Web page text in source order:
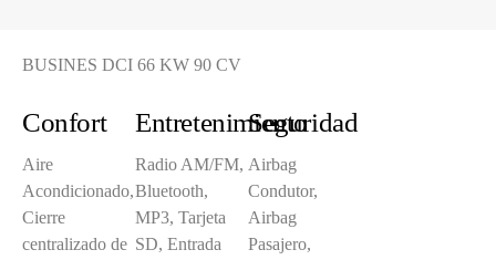
BUSINES DCI 66 KW 90 CV
Confort
Aire
Acondicionado,
Cierre
centralizado de
Entretenimiento
Radio AM/FM,
Bluetooth,
MP3, Tarjeta
SD, Entrada
Seguridad
Airbag
Condutor,
Airbag
Pasajero,